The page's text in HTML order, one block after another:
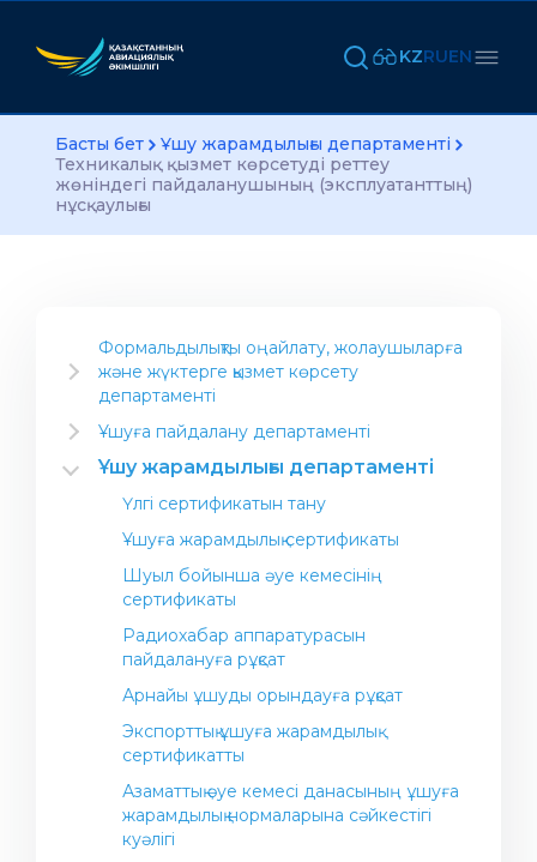
KZRUEN
Басты бет
Ұшу жарамдылығы департаменті
Техникалық қызмет көрсетуді реттеу
жөніндегі пайдаланушының (эксплуатанттың)
нұсқаулығы
Формальдылықты оңайлату, жолаушыларға
және жүктерге қызмет көрсету
департаменті
Салаға арналған ақпарат
Департаменттің Жобалары
Халықаралық стандарттар
Операциялық орталық
Авиакомпания байланыстары
Әуежай байланыстары
ҚР жолаушыларға қызмет көрсету және
олардың құқықтарын сақтау саласындағы
нормативтік-құқықтық актілер
Азаматтық әуе кемелерінде қауіпті жүктерді
әуе арқылы тасымалдау
Жолаушыларға арналған ақпарат
Ұшуға пайдалану департаменті
Әуекомпаниясын ашу
Авиациялық жұмыстарды орындау үшін
компания ашу
Жалпы мақсаттағы авиация (коммерциялық
емес ұшулар)
Азаматтық авиациясы қағидалар
Ұшу жарамдылығы департаменті
Үлгі сертификатын тану
Ұшуға жарамдылық сертификаты
Шуыл бойынша әуе кемесінің
сертификаты
Радиохабар аппаратурасын
пайдалануға рұқсат
Арнайы ұшуды орындауға рұқсат
Экспорттық ұшуға жарамдылық
сертификатты
Азаматтық әуе кемесі данасының ұшуға
жарамдылық нормаларына сәйкестігі
куәлігі